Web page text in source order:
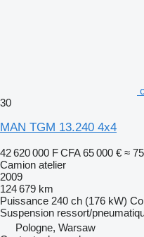
30
MAN TGM 13.240 4x4
42 620 000 F CFA 65 000 € ≈
Camion atelier
2009
124 679 km
Puissance 240 ch (176 kW)
Suspension ressort/
Pologne, Warsaw